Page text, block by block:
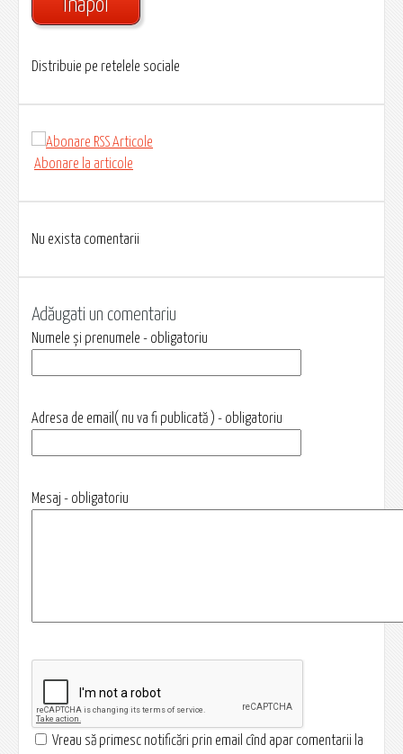
Înapoi
Distribuie pe retelele sociale
Abonare la articole
Nu exista comentarii
Adăugati un comentariu
Numele și prenumele - obligatoriu
Adresa de email( nu va fi publicată ) - obligatoriu
Mesaj - obligatoriu
Vreau să primesc notificări prin email cînd apar comentarii la